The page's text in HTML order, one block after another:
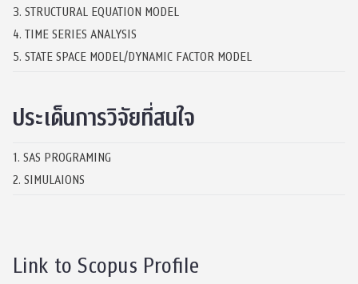
3. STRUCTURAL EQUATION MODEL
4. TIME SERIES ANALYSIS
5. STATE SPACE MODEL/DYNAMIC FACTOR MODEL
ประเด็นการวิจัยที่สนใจ
1. SAS PROGRAMING
2. SIMULAIONS
Link to Scopus Profile